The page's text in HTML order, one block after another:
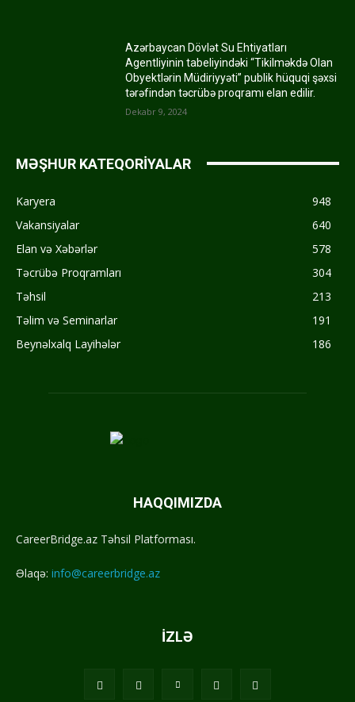
Azərbaycan Dövlət Su Ehtiyatları
Agentliyinin tabeliyindəki “Tikilməkdə Olan
Obyektlərin Müdiriyyəti” publik hüquqi şəxsi
tərəfindən təcrübə proqramı elan edilir.
Dekabr 9, 2024
MƏŞHUR KATEQORİYALAR
Karyera
948
Vakansiyalar
640
Elan və Xəbərlər
578
Təcrübə Proqramları
304
Təhsil
213
Təlim və Seminarlar
191
Beynəlxalq Layihələr
186
HAQQIMIZDA
CareerBridge.az Təhsil Platforması.
Əlaqə: info@careerbridge.az
İZLƏ